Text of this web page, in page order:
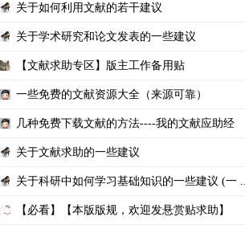
关于如何利用文献的若干建议
关于学术研究和论文发表的一些建议
【文献求助专区】版主工作备用贴
一些免费的文献资源大全（来源可靠）
几种免费下载文献的方法----我的文献应助经
关于文献求助的一些建议
关于科研中如何学习基础知识的一些建议 (一 ...
【必看】【本版版规，欢迎发悬赏贴求助】